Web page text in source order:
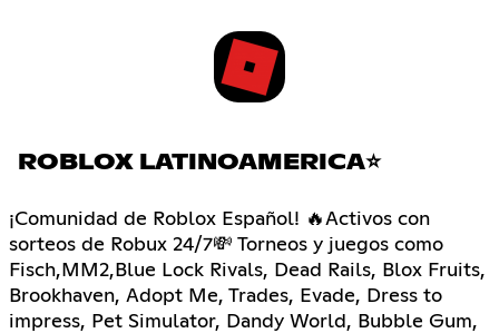
ROBLOX LATINOAMERICA⭐
¡Comunidad de Roblox Español! 🔥Activos con
sorteos de Robux 24/7💸 Torneos y juegos como
Fisch,MM2,Blue Lock Rivals, Dead Rails, Blox Fruits,
Brookhaven, Adopt Me, Trades, Evade, Dress to
impress, Pet Simulator, Dandy World, Bubble Gum,